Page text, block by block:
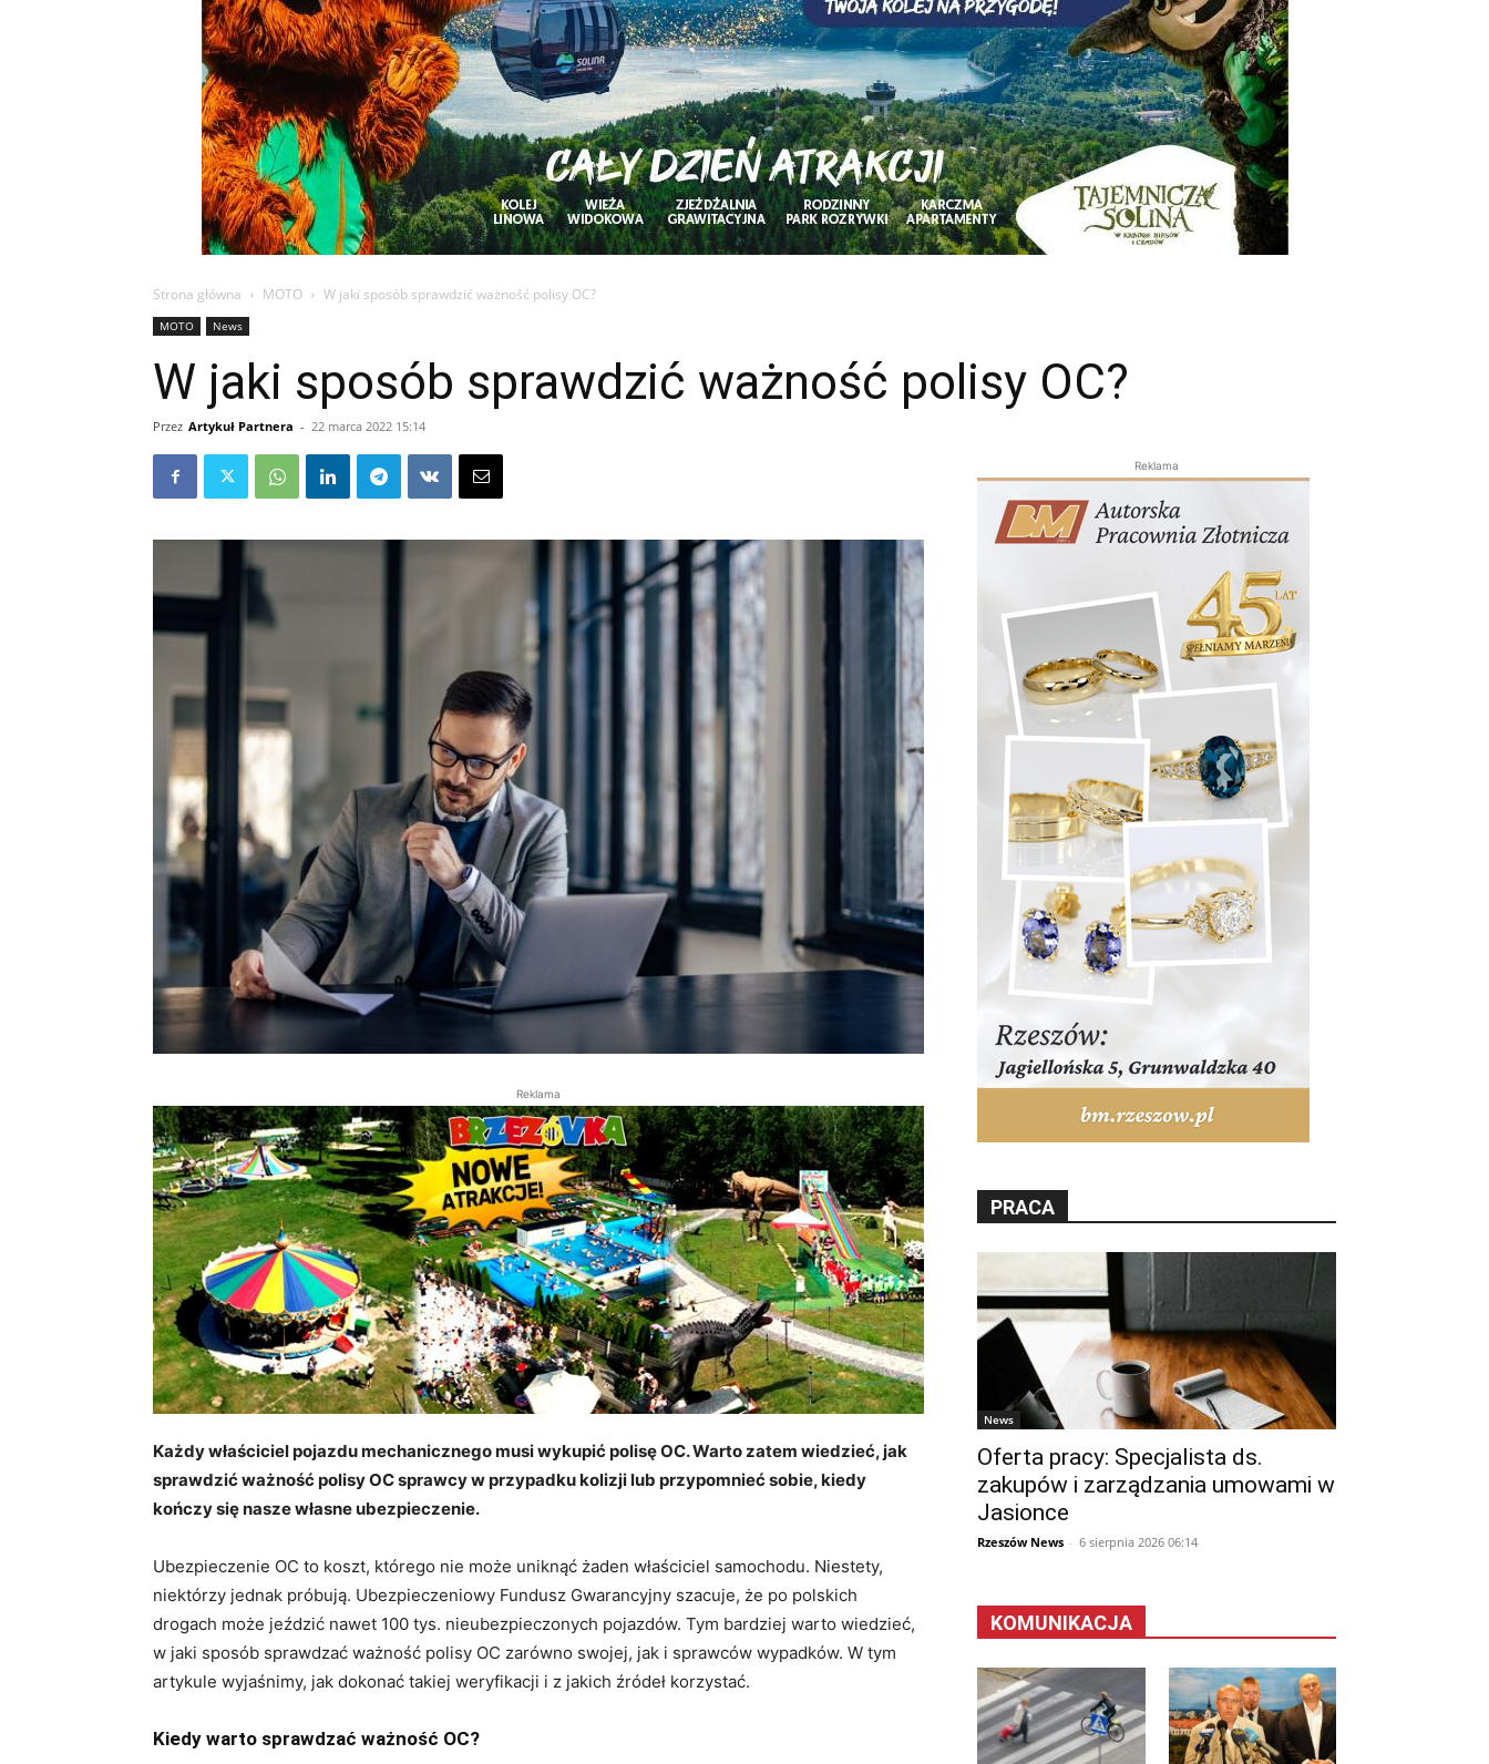
Strona główna MOTO W jaki sposób sprawdzić ważność polisy OC?
MOTO News
W jaki sposób sprawdzić ważność polisy OC?
Przez Artykuł Partnera - 22 marca 2022 15:14
Reklama
Każdy właściciel pojazdu mechanicznego musi wykupić polisę OC. Warto zatem wiedzieć, jak
sprawdzić ważność polisy OC sprawcy w przypadku kolizji lub przypomnieć sobie, kiedy
kończy się nasze własne ubezpieczenie.
Ubezpieczenie OC to koszt, którego nie może uniknąć żaden właściciel samochodu. Niestety,
niektórzy jednak próbują. Ubezpieczeniowy Fundusz Gwarancyjny szacuje, że po polskich
drogach może jeździć nawet 100 tys. nieubezpieczonych pojazdów. Tym bardziej warto wiedzieć,
w jaki sposób sprawdzać ważność polisy OC zarówno swojej, jak i sprawców wypadków. W tym
artykule wyjaśnimy, jak dokonać takiej weryfikacji i z jakich źródeł korzystać.
Kiedy warto sprawdzać ważność OC?
Reklama
PRACA
News
Oferta pracy: Specjalista ds.
zakupów i zarządzania umowami w
Jasionce
Rzeszów News - 6 sierpnia 2026 06:14
KOMUNIKACJA